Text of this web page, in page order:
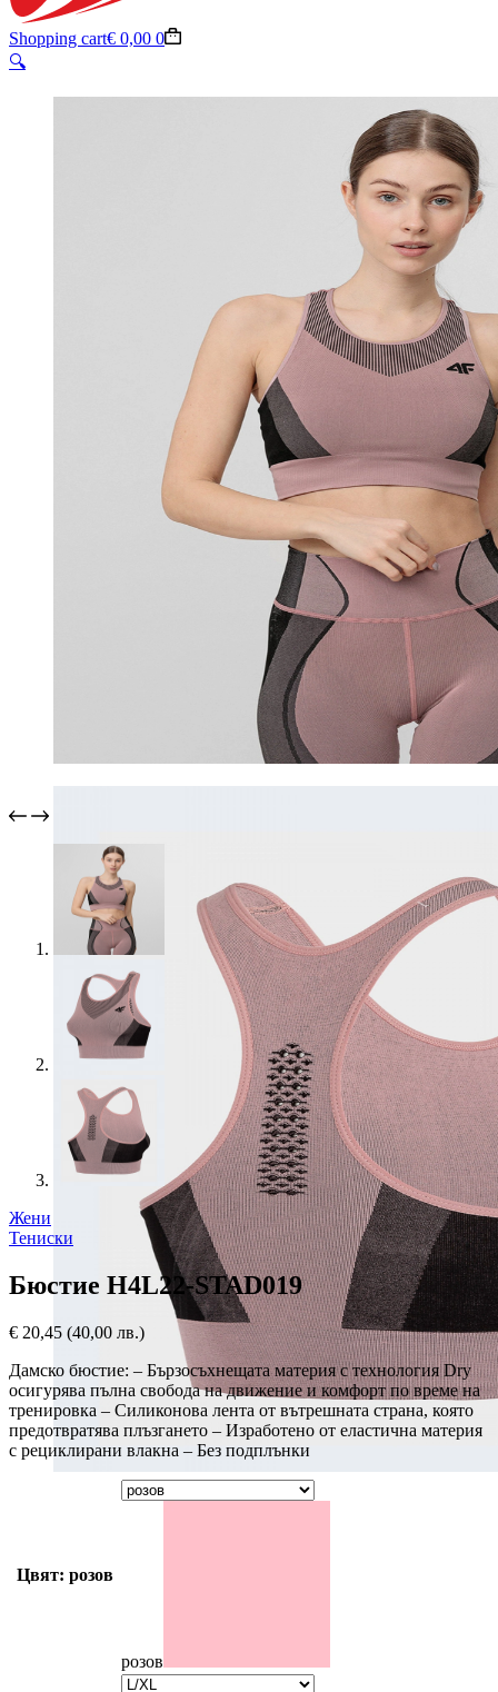
Shopping cart€ 0,00 0
🔍
Жени
Тениски
Бюстие H4L22-STAD019
€ 20,45 (40,00 лв.)
Дамско бюстие: – Бързосъхнещата материя с технология Dry
осигурява пълна свобода на движение и комфорт по време на
тренировка – Силиконова лента от вътрешната страна, която
предотвратява плъзгането – Изработено от еластична материя
с рециклирани влакна – Без подплънки
Цвят: розов
розов